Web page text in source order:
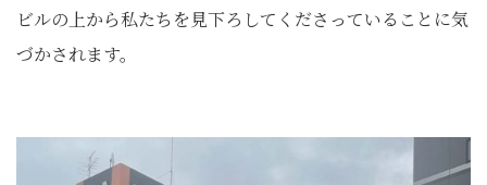
ビルの上から私たちを見下ろしてくださっていることに気
づかされます。